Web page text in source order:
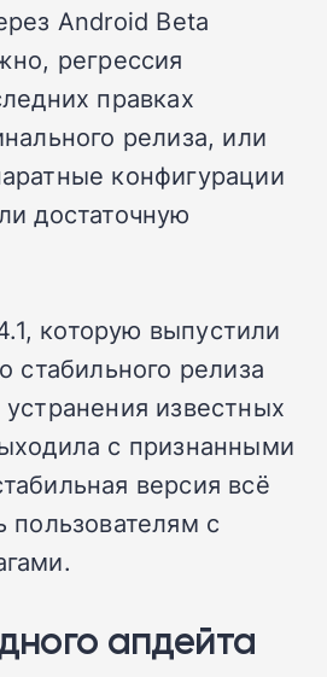
Android Beta
регрессия
правках
релиза, или
конфигурации
достаточную
которую выпустили
стабильного релиза
известных
с признанными
версия всё
пользователям с
апдейта